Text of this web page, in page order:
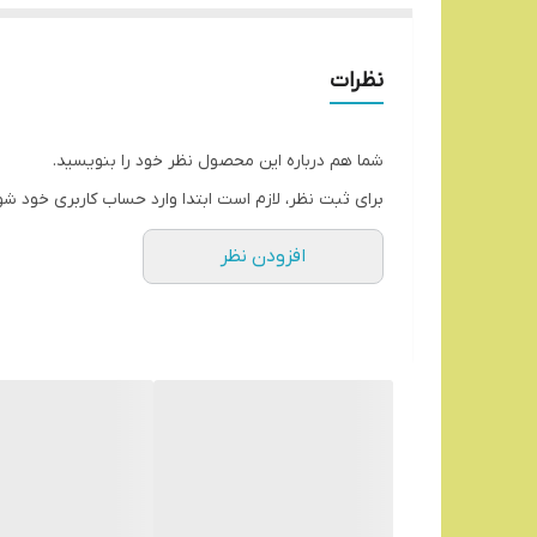
نظرات
شما هم درباره این محصول نظر خود را بنویسید.
برای ثبت نظر، لازم است ابتدا وارد حساب کاربری خود
افزودن نظر